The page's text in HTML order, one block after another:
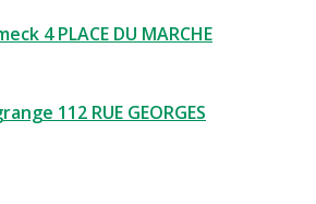
4 PLACE DU MARCHE
112 RUE GEORGES